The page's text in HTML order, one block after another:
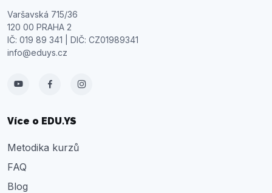
Varšavská 715/36
120 00 PRAHA 2
IČ: 019 89 341 | DIČ: CZ01989341
info@eduys.cz
Více o EDU.YS
Metodika kurzů
FAQ
Blog